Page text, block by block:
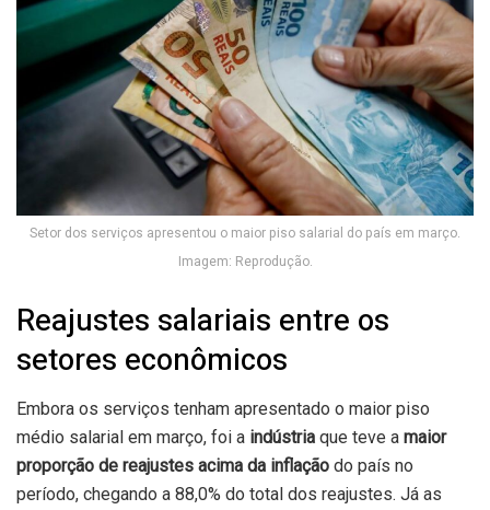
Setor dos serviços apresentou o maior piso salarial do país em março.
Imagem: Reprodução.
Reajustes salariais entre os
setores econômicos
Embora os serviços tenham apresentado o maior piso
médio salarial em março, foi a indústria que teve a maior
proporção de reajustes acima da inflação do país no
período, chegando a 88,0% do total dos reajustes. Já as